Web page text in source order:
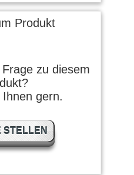
Produkt
zu diesem
gern.
STELLEN